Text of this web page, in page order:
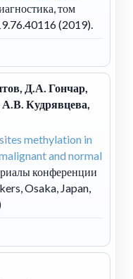
том
(2019).
Д.А. Гончар,
Кудрявцева,
methylation in
and normal
конференции
Osaka, Japan,